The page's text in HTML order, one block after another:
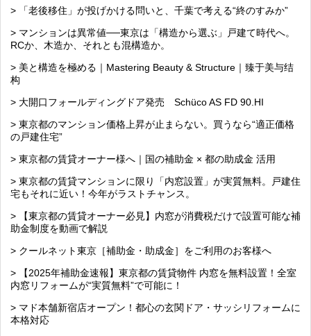
> 「老後移住」が投げかける問いと、千葉で考える“終のすみか”
> マンションは異常値──東京は「構造から選ぶ」戸建て時代へ。
RCか、木造か、それとも混構造か。
> 美と構造を極める｜Mastering Beauty & Structure｜臻于美与结
构
> 大開口フォールディングドア発売 Schüco AS FD 90.HI
> 東京都のマンション価格上昇が止まらない。買うなら“適正価格
の戸建住宅”
> 東京都の賃貸オーナー様へ｜国の補助金 × 都の助成金 活用
> 東京都の賃貸マンションに限り「内窓設置」が実質無料。戸建住
宅もそれに近い！今年がラストチャンス。
> 【東京都の賃貸オーナー必見】内窓が消費税だけで設置可能な補
助金制度を動画で解説
> クールネット東京［補助金・助成金］をご利用のお客様へ
> 【2025年補助金速報】東京都の賃貸物件 内窓を無料設置！全室
内窓リフォームが“実質無料”で可能に！
> マド本舗新宿店オープン！都心の玄関ドア・サッシリフォームに
本格対応